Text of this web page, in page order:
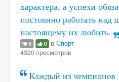
характера, а успехи
постоянно работать над
настоящему их любить.
0 0 в Спорт
4320 просмотров
Каждый из чемпионов